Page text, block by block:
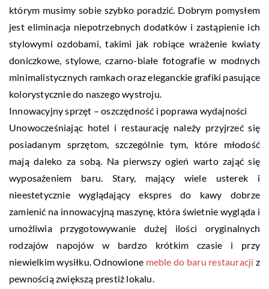
którym musimy sobie szybko poradzić. Dobrym pomysłem
jest eliminacja niepotrzebnych dodatków i zastąpienie ich
stylowymi ozdobami, takimi jak robiące wrażenie kwiaty
doniczkowe, stylowe, czarno-białe fotografie w modnych
minimalistycznych ramkach oraz eleganckie grafiki pasujące
kolorystycznie do naszego wystroju.
Innowacyjny sprzęt – oszczędność i poprawa wydajności
Unowocześniając hotel i restaurację należy przyjrzeć się
posiadanym sprzętom, szczególnie tym, które młodość
mają daleko za sobą. Na pierwszy ogień warto zająć się
wyposażeniem baru. Stary, mający wiele usterek i
nieestetycznie wyglądający ekspres do kawy dobrze
zamienić na innowacyjną maszynę, która świetnie wygląda i
umożliwia przygotowywanie dużej ilości oryginalnych
rodzajów napojów w bardzo krótkim czasie i przy
niewielkim wysiłku. Odnowione meble do baru restauracji z
pewnością zwiększą prestiż lokalu.